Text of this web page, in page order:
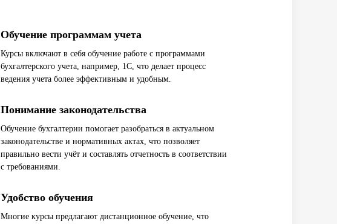
Обучение программам учета
Курсы включают в себя обучение работе с программами
бухгалтерского учета, например, 1С, что делает процесс
ведения учета более эффективным и удобным.
Понимание законодательства
Обучение бухгалтерии помогает разобраться в актуальном
законодательстве и нормативных актах, что позволяет
правильно вести учёт и составлять отчетность в соответствии
с требованиями.
Удобство обучения
Многие курсы предлагают дистанционное обучение, что